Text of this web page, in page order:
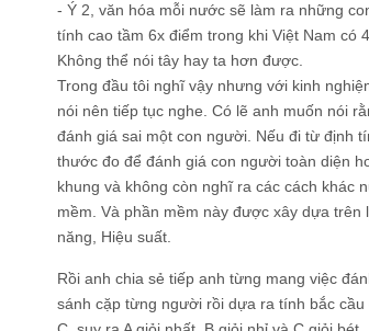
- Ý 2, văn hóa mỗi nước sẽ làm ra những
tính cao tầm 6x điểm trong khi Việt Nam có
Không thể nói tây hay ta hơn được.
Trong đầu tôi nghĩ vậy nhưng với kinh
nói nên tiếp tục nghe. Có lẽ anh muốn nói
đánh giá sai một con người. Nếu đi từ định
thước đo để đánh giá con người toàn diện
khung và không còn nghĩ ra các cách khác
mềm. Và phần mềm này được xây dựa
năng, Hiệu suất.
Rồi anh chia sẻ tiếp anh từng mang việc
sánh cặp từng người rồi dựa ra tính bắc